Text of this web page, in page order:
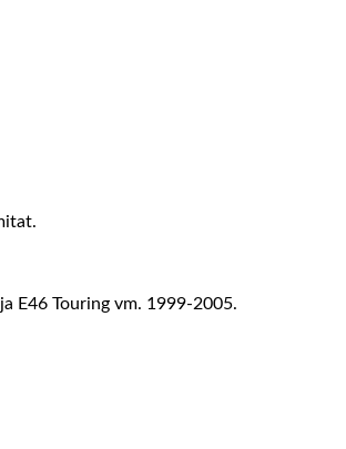
E46 Touring vm. 1999-2005.